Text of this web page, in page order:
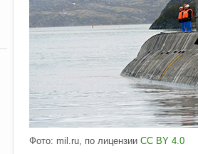
Фото: mil.ru, по лицензии CC BY 4.0